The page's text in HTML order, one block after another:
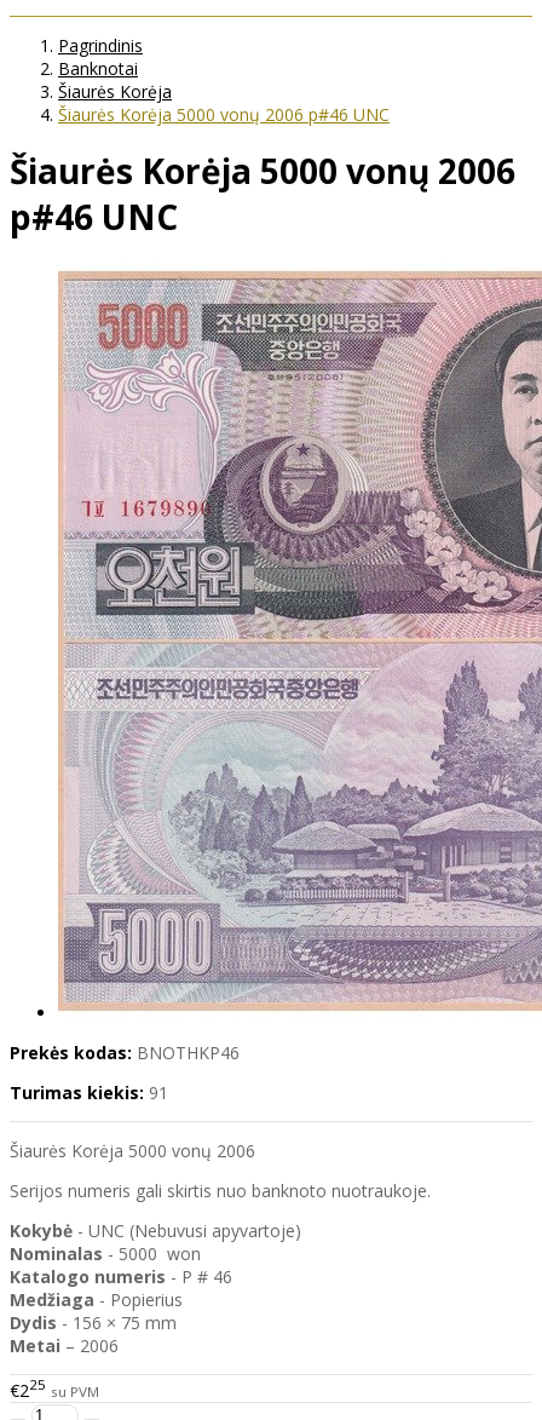
Pagrindinis
Banknotai
Šiaurės Korėja
Šiaurės Korėja 5000 vonų 2006 p#46 UNC
Šiaurės Korėja 5000 vonų 2006
p#46 UNC
Prekės kodas: BNOTHKP46
Turimas kiekis: 91
Šiaurės Korėja 5000 vonų 2006
Serijos numeris gali skirtis nuo banknoto nuotraukoje.
Kokybė - UNC (Nebuvusi apyvartoje)
Nominalas - 5000 won
Katalogo numeris - P # 46
Medžiaga - Popierius
Dydis - 156 × 75 mm
Metai – 2006
€225 su PVM